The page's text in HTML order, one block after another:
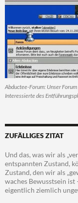
Abductee-Forum: Unser
Interessierte des
ZUFÄLLIGES ZITAT
Und das, was wir als
entspannten Zustand,
Zustand, den wir als
waches Bewusstsein
eigentlich ziemlich